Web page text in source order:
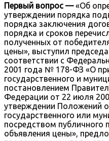
Первый вопрос —«Об
утверждении порядка
порядка заключения
порядка и сроков
полученных от
цены», выступил
соответствии с
2001 года № 178-ФЗ «О
государственного и
постановлением
Федерации от 22 июля
утверждении Положений
государственного или
посредством публичного
объявления цены»,